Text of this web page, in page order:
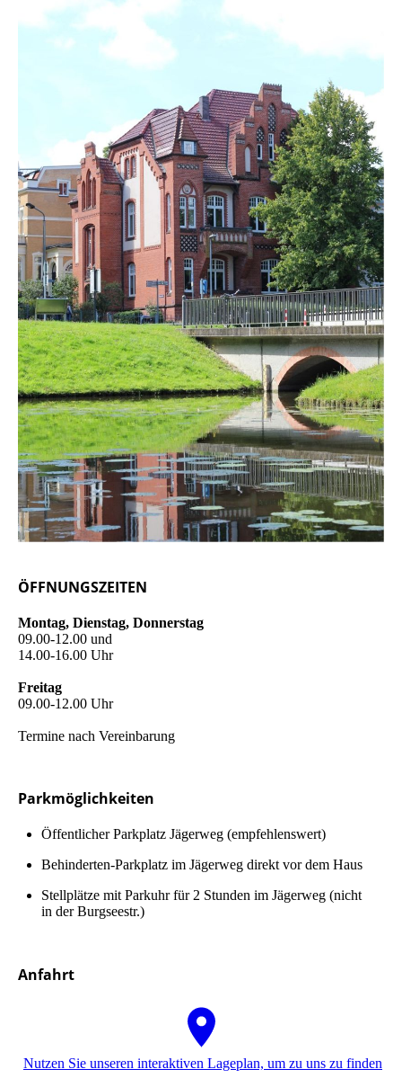
ÖFFNUNGSZEITEN
Montag, Dienstag, Donnerstag
09.00-12.00 und
14.00-16.00 Uhr
Freitag
09.00-12.00 Uhr
Termine nach Vereinbarung
Parkmöglichkeiten
Öffent­lich­er Parkplatz Jägerweg (em­pfeh­lens­wert)
Be­hin­der­ten-Parkplatz im Jägerweg direkt vor dem Haus
Stellplätze mit Park­uhr für 2 Stunden im Jägerweg (nicht
in der Burgseestr.)
Anfahrt
Nutzen Sie unseren interaktiven La­ge­plan, um zu uns zu finden